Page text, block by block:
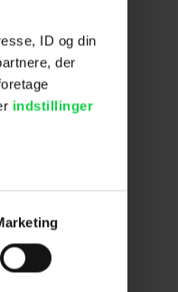
ID og din
der
indstillinger
2'